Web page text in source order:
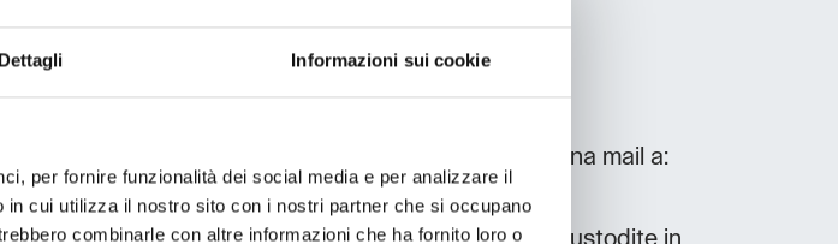
Dettagli Informazioni sui cookie
per fornire funzionalità dei social media e per analizzare il
cui utilizza il nostro sito con i nostri partner che si occupano
combinarle con altre informazioni che ha fornito loro o
-Estintore
Per informazioni, prezzi e prenotazioni scrivere una mail a:
sottocastello.go@gmail.com